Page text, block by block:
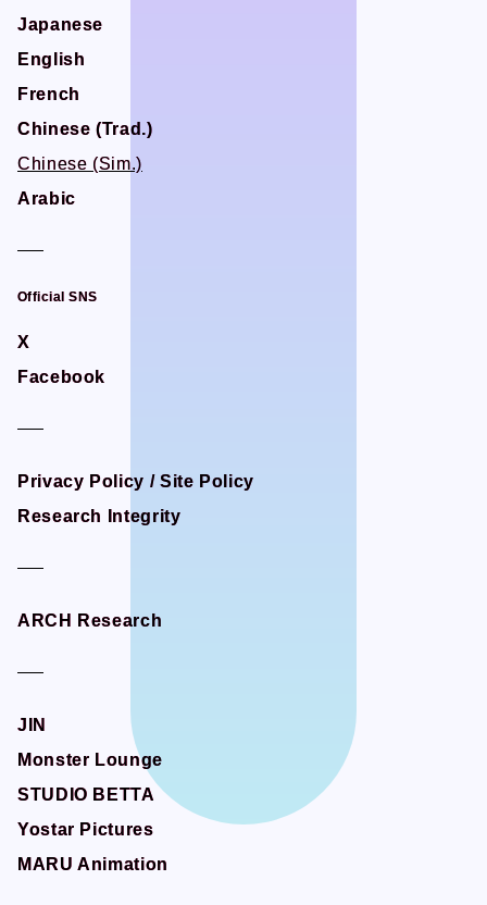
Japanese
English
French
Chinese (Trad.)
Chinese (Sim.)
Arabic
Official SNS
X
Facebook
Privacy Policy / Site Policy
Research Integrity
ARCH Research
JIN
Monster Lounge
STUDIO BETTA
Yostar Pictures
MARU Animation
Japanese
English
French
Chinese (Trad.)
Chinese (Sim.)
Arabic
Official SNS
X
Facebook
Privacy Policy / Site Policy
Research Integrity
ARCH Research
JIN
Monster Lounge
STUDIO BETTA
Yostar Pictures
MARU Animation